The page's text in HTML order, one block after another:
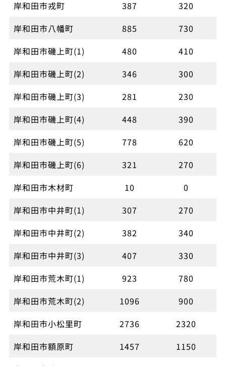
岸和田市戎町
387
320
岸和田市八幡町
885
730
岸和田市磯上町(1)
480
410
岸和田市磯上町(2)
346
300
岸和田市磯上町(3)
281
230
岸和田市磯上町(4)
448
390
岸和田市磯上町(5)
778
620
岸和田市磯上町(6)
321
270
岸和田市木材町
10
0
岸和田市中井町(1)
307
270
岸和田市中井町(2)
382
340
岸和田市中井町(3)
407
330
岸和田市荒木町(1)
923
780
岸和田市荒木町(2)
1096
900
岸和田市小松里町
2736
2320
岸和田市額原町
1457
1150